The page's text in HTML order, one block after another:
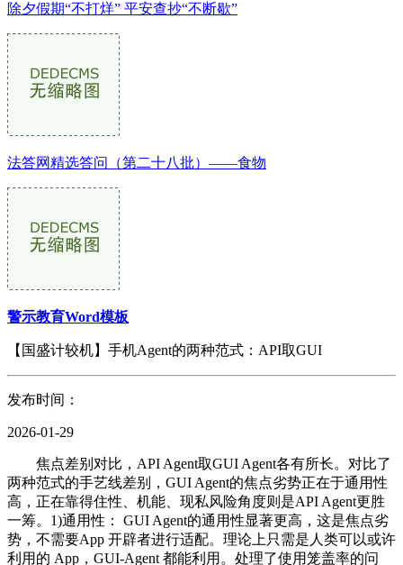
除夕假期“不打烊” 平安查抄“不断歇”
法答网精选答问（第二十八批）——食物
警示教育Word模板
【国盛计较机】手机Agent的两种范式：API取GUI
发布时间：
2026-01-29
焦点差别对比，API Agent取GUI Agent各有所长。对比了
两种范式的手艺线差别，GUI Agent的焦点劣势正在于通用性
高，正在靠得住性、机能、现私风险角度则是API Agent更胜
一筹。1)通用性： GUI Agent的通用性显著更高，这是焦点劣
势，不需要App 开辟者进行适配。理论上只需是人类可以或许
利用的 App，GUI-Agent 都能利用。处理了使用笼盖率的问